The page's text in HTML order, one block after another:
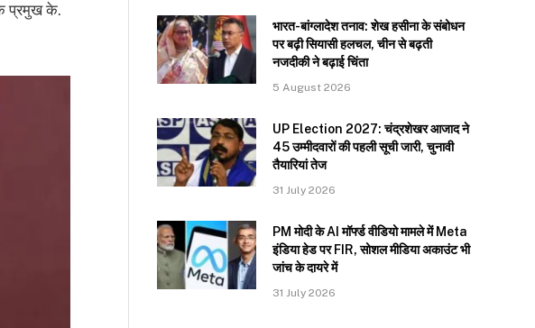
के प्रमुख के.
भारत-बांग्लादेश तनाव: शेख हसीना के संबोधन
पर बढ़ी सियासी हलचल, चीन से बढ़ती
नजदीकी ने बढ़ाई चिंता
5 August 2026
UP Election 2027: चंद्रशेखर आजाद ने
45 उम्मीदवारों की पहली सूची जारी, चुनावी
तैयारियां तेज
31 July 2026
PM मोदी के AI मॉर्फ्ड वीडियो मामले में Meta
इंडिया हेड पर FIR, सोशल मीडिया अकाउंट भी
जांच के दायरे में
31 July 2026